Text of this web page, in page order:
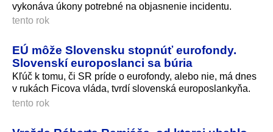
vykonáva úkony potrebné na objasnenie incidentu.
tento rok
EÚ môže Slovensku stopnúť eurofondy.
Slovenskí europoslanci sa búria
Kľúč k tomu, či SR príde o eurofondy, alebo nie, má dnes
v rukách Ficova vláda, tvrdí slovenská europoslankyňa.
tento rok